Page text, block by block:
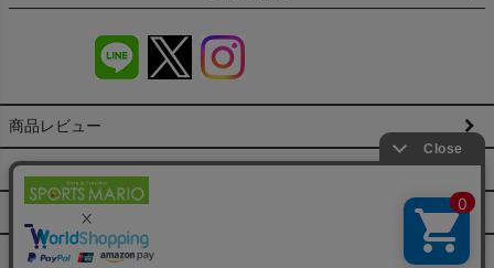
商品レビュー
会社概要（HP）
特定商取引法に基づく表示